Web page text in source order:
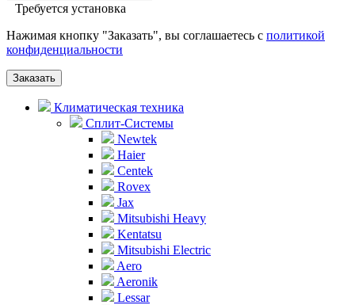
Требуется установка
Нажимая кнопку "Заказать", вы соглашаетесь с политикой
конфиденциальности
Заказать
Климатическая техника
Сплит-Системы
Newtek
Haier
Centek
Rovex
Jax
Mitsubishi Heavy
Kentatsu
Mitsubishi Electric
Aero
Aeronik
Lessar